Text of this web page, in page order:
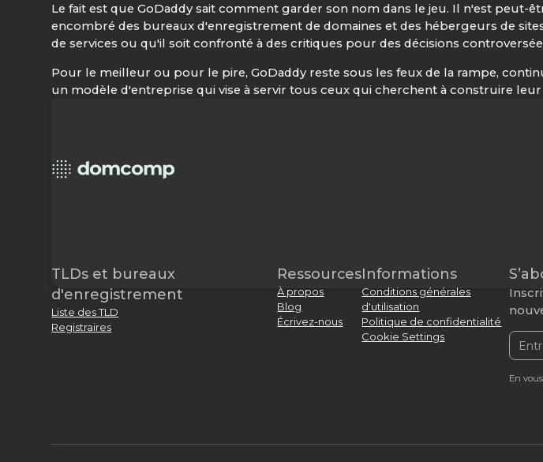
Le fait est que GoDaddy sait comment garder son nom dans le jeu. Il n'est peut-
encombré des bureaux d'enregistrement de domaines et des hébergeurs de
de services ou qu'il soit confronté à des critiques pour des décisions
Pour le meilleur ou pour le pire, GoDaddy reste sous les feux de la rampe,
un modèle d'entreprise qui vise à servir tous ceux qui cherchent à construire
TLDs et bureaux
d'enregistrement
Liste des TLD
Registraires
Ressources
À propos
Blog
Écrivez-nous
Informations
Conditions générales
d'utilisation
Politique de confidentialité
Cookie Settings
En